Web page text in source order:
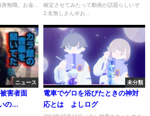
無職。お金...
確定させてみたって動画が話題らしいぞ
2:名無しさん＠お...
ニュース
害者面
の
未分類
電車でゲロを浴びたときの神対
応とは よしログ